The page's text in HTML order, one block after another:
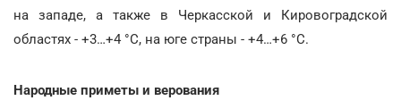
на западе, а также в Черкасской и Кировоградской
областях - +3…+4 °С, на юге страны - +4…+6 °С.
Народные приметы и верования